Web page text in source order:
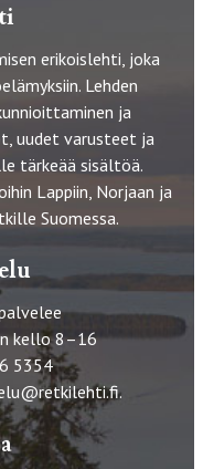
erikoislehti, joka
Lehden
ja
uudet varusteet ja
tärkeää sisältöä.
Lappiin, Norjaan ja
Suomessa.
kello 8–16
5354
.